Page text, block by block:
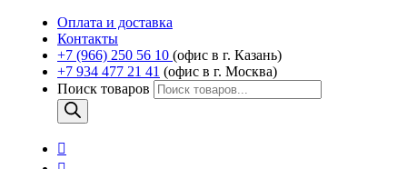
Оплата и доставка
Контакты
+7 (966) 250 56 10 (офис в г. Казань)
+7 934 477 21 41 (офис в г. Москва)
Поиск товаров